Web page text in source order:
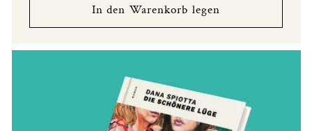
In den Warenkorb legen